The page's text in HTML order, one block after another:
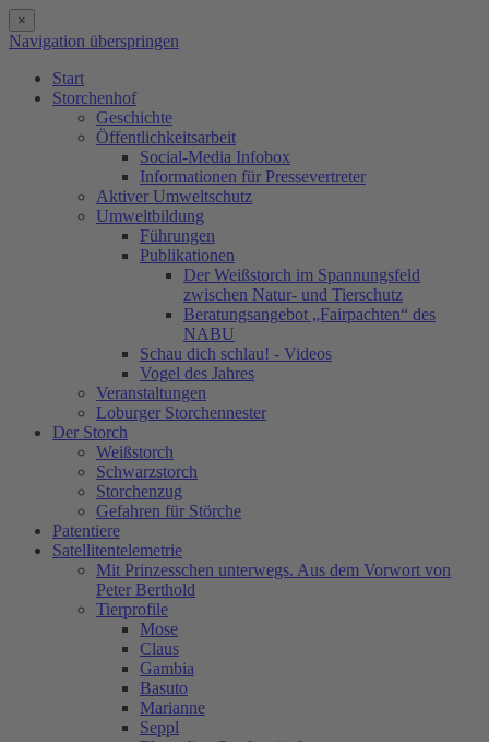
×
Navigation überspringen
Start
Storchenhof
Geschichte
Öffentlichkeitsarbeit
Social-Media Infobox
Informationen für Pressevertreter
Aktiver Umweltschutz
Umweltbildung
Führungen
Publikationen
Der Weißstorch im Spannungsfeld
zwischen Natur- und Tierschutz
Beratungsangebot „Fairpachten“ des
NABU
Schau dich schlau! - Videos
Vogel des Jahres
Veranstaltungen
Loburger Storchennester
Der Storch
Weißstorch
Schwarzstorch
Storchenzug
Gefahren für Störche
Patentiere
Satellitentelemetrie
Mit Prinzesschen unterwegs. Aus dem Vorwort von
Peter Berthold
Tierprofile
Mose
Claus
Gambia
Basuto
Marianne
Seppl